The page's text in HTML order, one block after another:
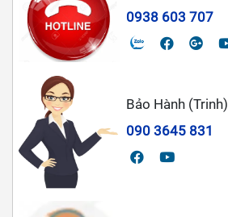
0938 603 707
Bảo Hành (Trinh)
090 3645 831